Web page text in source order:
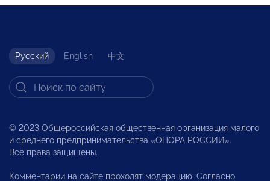
Русский English 中文
© 2023 Общероссийская общественная организация малого
и среднего предпринимательства «ОПОРА РОССИИ».
Все права защищены.
Комментарии на сайте проходят модерацию. Согласно